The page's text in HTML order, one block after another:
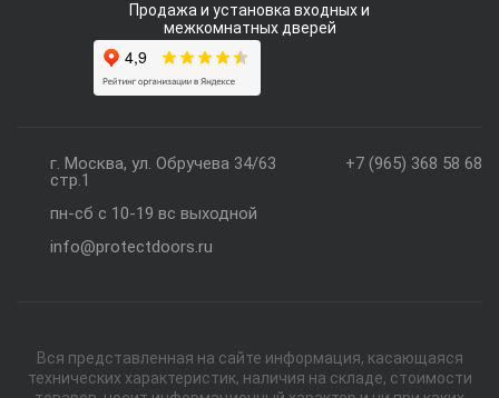
Продажа и установка входных и
межкомнатных дверей
+7 (965) 368 58 68
г. Москва, ул. Обручева 34/63
стр.1
пн-сб с 10-19 вс выходной
info@protectdoors.ru
Вся представленная на сайте информация, касающаяся
технических характеристик, наличия на складе, стоимости